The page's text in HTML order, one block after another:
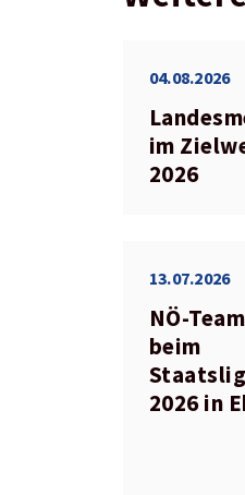
04.08.2026
im
2026
13.07.2026
beim
2026 in